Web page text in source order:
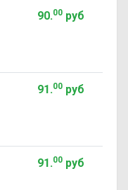
90.00руб
91.00руб
91.00руб